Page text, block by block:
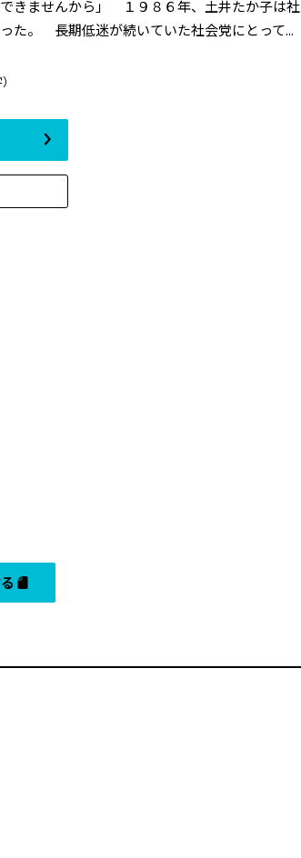
きませんから」 １９８６年、土井たか子は社
た。 長期低迷が続いていた社会党にとって...